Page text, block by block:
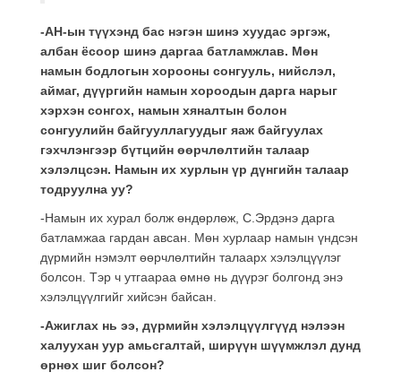
-АН-ын түүхэнд бас нэгэн шинэ хуудас эргэж,
албан ёсоор шинэ даргаа батламжлав. Мөн
намын бодлогын хорооны сонгууль, нийслэл,
аймаг, дүүргийн намын хороодын дарга нарыг
хэрхэн сонгох, намын хяналтын болон
сонгуулийн байгууллагуудыг яаж байгуулах
гэхчлэнгээр бүтцийн өөрчлөлтийн талаар
хэлэлцсэн. Намын их хурлын үр дүнгийн талаар
тодруулна уу?
-Намын их хурал болж өндөрлөж, С.Эрдэнэ дарга
батламжаа гардан авсан. Мөн хурлаар намын үндсэн
дүрмийн нэмэлт өөрчлөлтийн талаарх хэлэлцүүлэг
болсон. Тэр ч утгаараа өмнө нь дүүрэг болгонд энэ
хэлэлцүүлгийг хийсэн байсан.
-Ажиглах нь ээ, дүрмийн хэлэлцүүлгүүд нэлээн
халуухан уур амьсгалтай, ширүүн шүүмжлэл дунд
өрнөх шиг болсон?